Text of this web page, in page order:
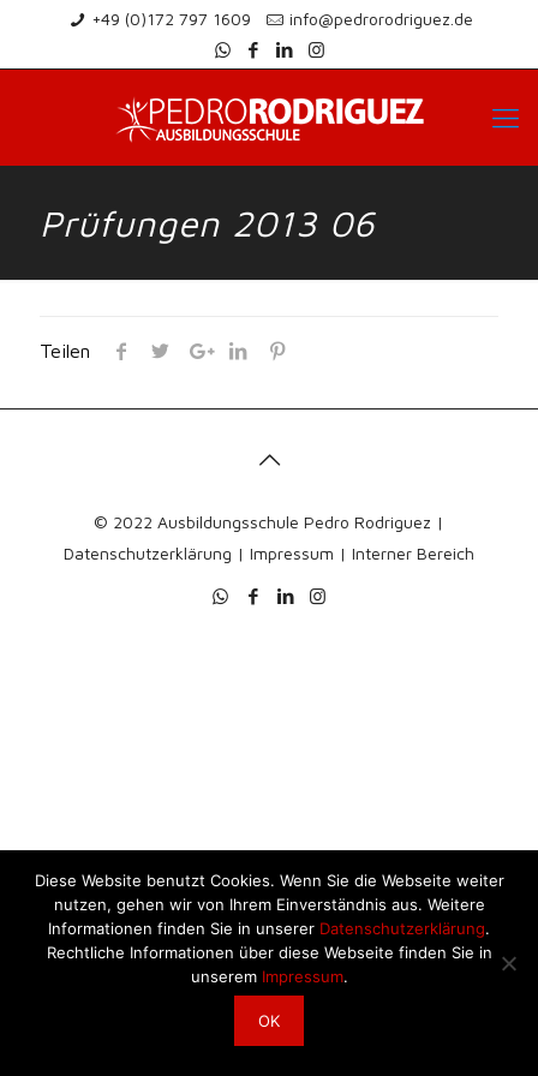
+49 (0)172 797 1609 info@pedrorodriguez.de
Prüfungen 2013 06
Teilen
© 2022 Ausbildungsschule Pedro Rodriguez |
Datenschutzerklärung | Impressum | Interner Bereich
Diese Website benutzt Cookies. Wenn Sie die Webseite weiter
nutzen, gehen wir von Ihrem Einverständnis aus. Weitere
Informationen finden Sie in unserer Datenschutzerklärung.
Rechtliche Informationen über diese Webseite finden Sie in
unserem Impressum.
OK